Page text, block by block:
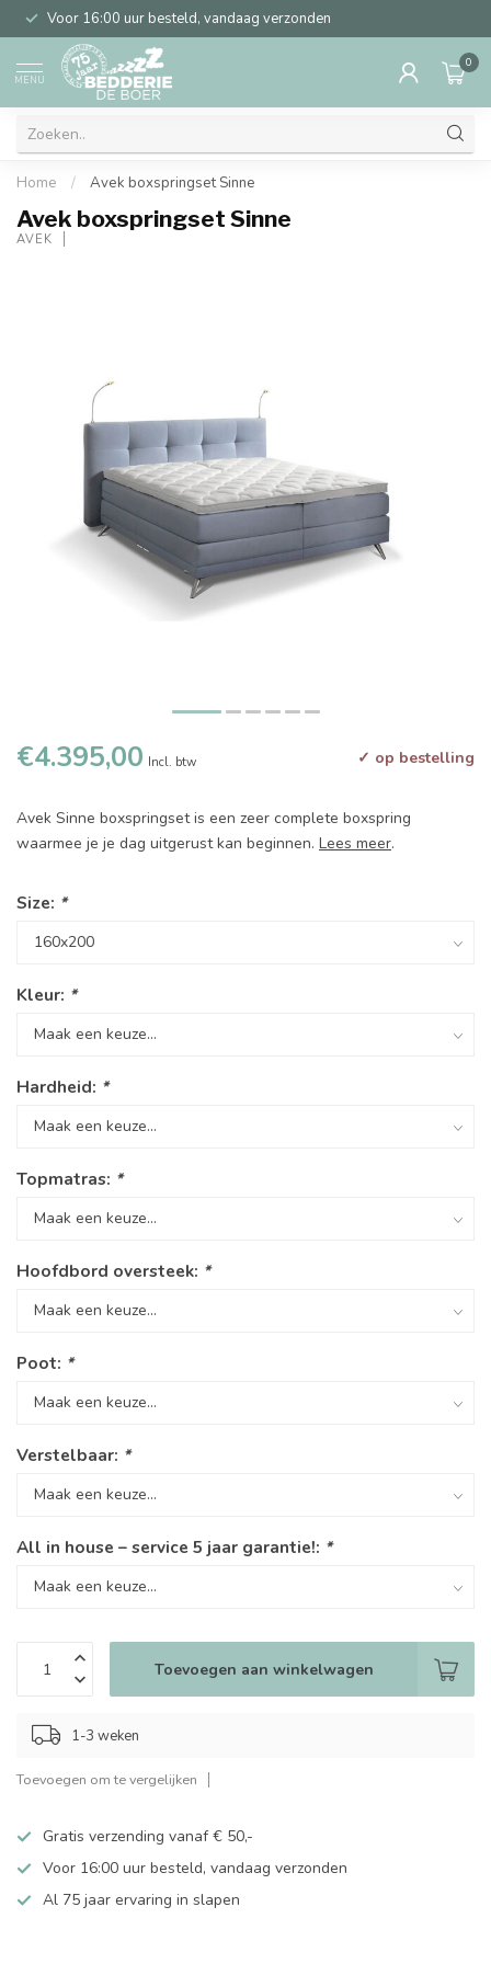
Voor 16:00 uur besteld, vandaag verzonden
MENU
0
Home / Avek boxspringset Sinne
Avek boxspringset Sinne
AVEK
€4.395,00 Incl. btw ✓ op bestelling
Avek Sinne boxspringset is een zeer complete boxspring
waarmee je je dag uitgerust kan beginnen. Lees meer.
Size: *
Kleur: *
Hardheid: *
Topmatras: *
Hoofdbord oversteek: *
Poot: *
Verstelbaar: *
All in house – service 5 jaar garantie!: *
Toevoegen aan winkelwagen
1-3 weken
Toevoegen om te vergelijken
Gratis verzending vanaf € 50,-
Voor 16:00 uur besteld, vandaag verzonden
Al 75 jaar ervaring in slapen